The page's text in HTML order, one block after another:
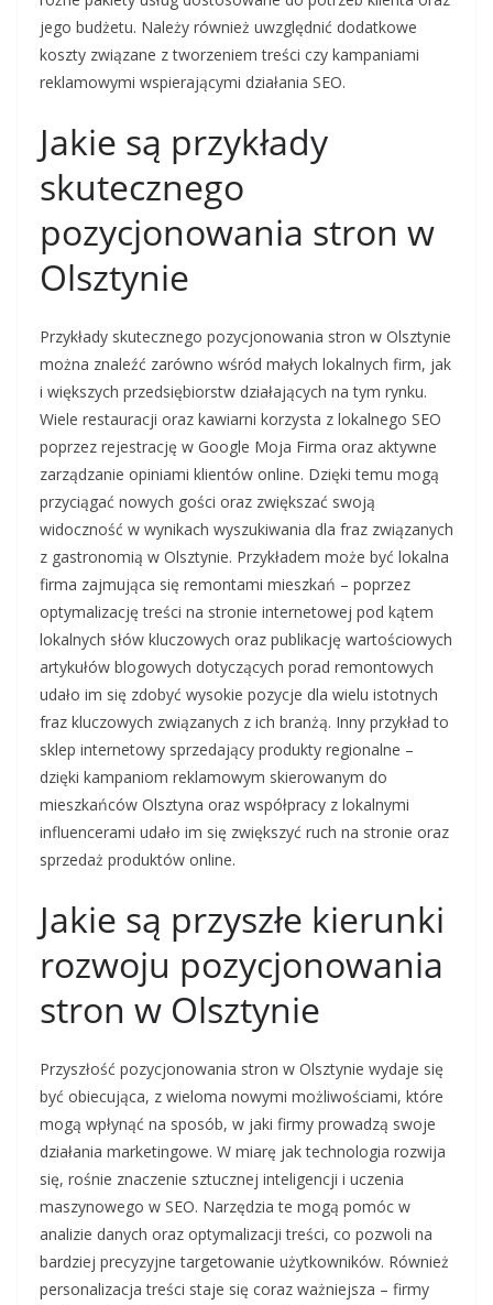
jego budżetu. Należy również uwzględnić dodatkowe
koszty związane z tworzeniem treści czy kampaniami
reklamowymi wspierającymi działania SEO.
Jakie są przykłady
skutecznego
pozycjonowania stron w
Olsztynie
Przykłady skutecznego pozycjonowania stron w Olsztynie
można znaleźć zarówno wśród małych lokalnych firm, jak
i większych przedsiębiorstw działających na tym rynku.
Wiele restauracji oraz kawiarni korzysta z lokalnego SEO
poprzez rejestrację w Google Moja Firma oraz aktywne
zarządzanie opiniami klientów online. Dzięki temu mogą
przyciągać nowych gości oraz zwiększać swoją
widoczność w wynikach wyszukiwania dla fraz związanych
z gastronomią w Olsztynie. Przykładem może być lokalna
firma zajmująca się remontami mieszkań – poprzez
optymalizację treści na stronie internetowej pod kątem
lokalnych słów kluczowych oraz publikację wartościowych
artykułów blogowych dotyczących porad remontowych
udało im się zdobyć wysokie pozycje dla wielu istotnych
fraz kluczowych związanych z ich branżą. Inny przykład to
sklep internetowy sprzedający produkty regionalne –
dzięki kampaniom reklamowym skierowanym do
mieszkańców Olsztyna oraz współpracy z lokalnymi
influencerami udało im się zwiększyć ruch na stronie oraz
sprzedaż produktów online.
Jakie są przyszłe kierunki
rozwoju pozycjonowania
stron w Olsztynie
Przyszłość pozycjonowania stron w Olsztynie wydaje się
być obiecująca, z wieloma nowymi możliwościami, które
mogą wpłynąć na sposób, w jaki firmy prowadzą swoje
działania marketingowe. W miarę jak technologia rozwija
się, rośnie znaczenie sztucznej inteligencji i uczenia
maszynowego w SEO. Narzędzia te mogą pomóc w
analizie danych oraz optymalizacji treści, co pozwoli na
bardziej precyzyjne targetowanie użytkowników. Również
personalizacja treści staje się coraz ważniejsza – firmy